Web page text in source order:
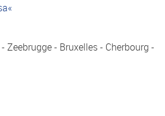
Zeebrugge - Bruxelles - Cherbourg -